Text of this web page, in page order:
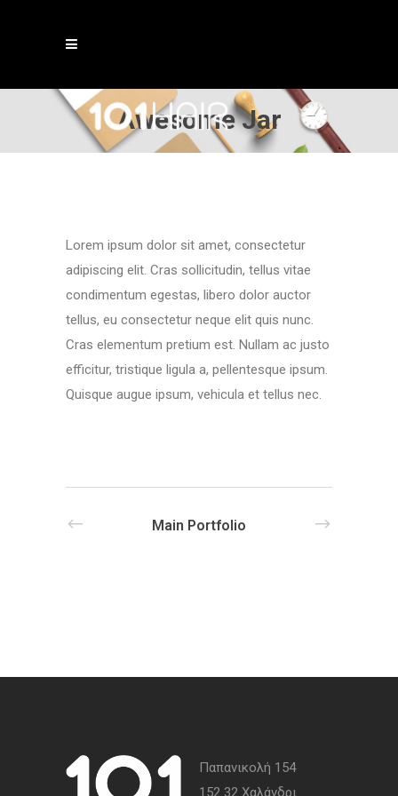
Awesome Jar
Lorem ipsum dolor sit amet, consectetur
adipiscing elit. Cras sollicitudin, tellus vitae
condimentum egestas, libero dolor auctor
tellus, eu consectetur neque elit quis nunc.
Cras elementum pretium est. Nullam ac justo
efficitur, tristique ligula a, pellentesque ipsum.
Quisque augue ipsum, vehicula et tellus nec.
Main Portfolio
Παπανικολή 154
152 32 Χαλάνδρι